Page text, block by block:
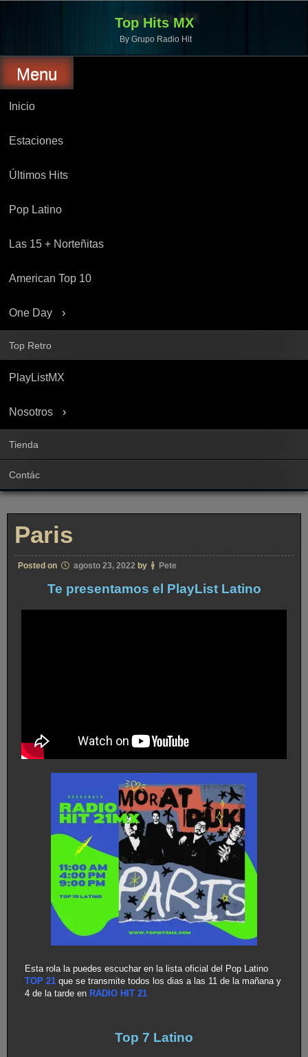
Top Hits MX
By Grupo Radio Hit
Menu
Inicio
Estaciones
Últimos Hits
Pop Latino
Las 15 + Norteñitas
American Top 10
One Day
Top Retro
PlayListMX
Nosotros
Tienda
Contác
Paris
Posted on agosto 23, 2022 by Pete
Te presentamos el PlayList Latino
Esta rola la puedes escuchar en la lista oficial del Pop Latino
TOP 21 que se transmite todos los dias a las 11 de la mañana y
4 de la tarde en RADIO HIT 21
Top 7 Latino